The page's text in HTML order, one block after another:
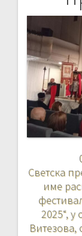
Светска
име
2025“,
Витезова,